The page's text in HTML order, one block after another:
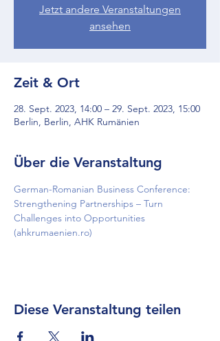
Jetzt andere Veranstaltungen
ansehen
Zeit & Ort
28. Sept. 2023, 14:00 – 29. Sept. 2023, 15:00
Berlin, Berlin, AHK Rumänien
Über die Veranstaltung
German-Romanian Business Conference:
Strengthening Partnerships – Turn
Challenges into Opportunities
(ahkrumaenien.ro)
Diese Veranstaltung teilen